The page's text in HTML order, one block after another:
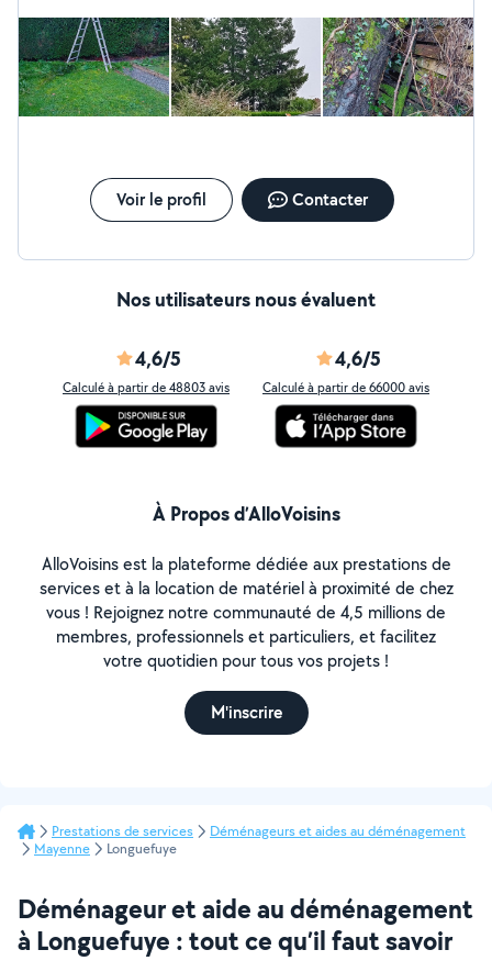
Voir le profil Contacter
Nos utilisateurs nous évaluent
4,6/5
Calculé à partir de 48803 avis
4,6/5
Calculé à partir de 66000 avis
À Propos d’AlloVoisins
AlloVoisins est la plateforme dédiée aux prestations de
services et à la location de matériel à proximité de chez
vous ! Rejoignez notre communauté de 4,5 millions de
membres, professionnels et particuliers, et facilitez
votre quotidien pour tous vos projets !
M'inscrire
Prestations de services
Déménageurs et aides au déménagement
Mayenne
Longuefuye
Déménageur et aide au déménagement
à Longuefuye : tout ce qu’il faut savoir